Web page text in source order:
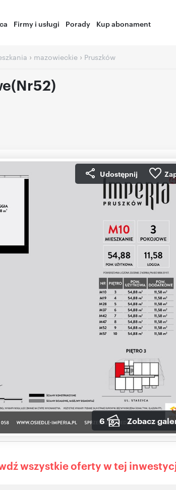
Firmy i usługi Porady Kup abonament
› mazowieckie › Pruszków
Udostępnij
6 Zobacz
wszystkie oferty w tej